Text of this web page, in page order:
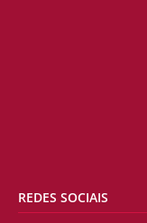
REDES SOCIAIS